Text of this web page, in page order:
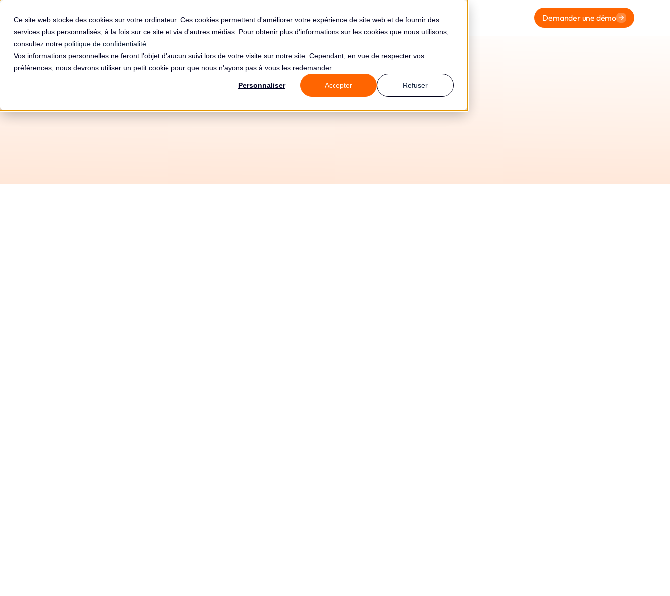
Ce site web stocke des cookies sur votre ordinateur. Ces cookies permettent d'améliorer votre expérience de site web et de fournir des
services plus personnalisés, à la fois sur ce site et via d'autres médias. Pour obtenir plus d'informations sur les cookies que nous utilisons,
consultez notre politique de confidentialité
Vos informations personnelles ne feront l'objet d'aucun suivi lors de votre visite sur notre site. Cependant, en vue de respecter vos
préférences, nous devrons utiliser un petit cookie pour que nous n'ayons pas à vous les redemander.
Personnaliser Accepter Refuser
Produits Solutions Tarifs Clients Ressources Demander une démo
Amende de 1000€ pour Farpa Srl